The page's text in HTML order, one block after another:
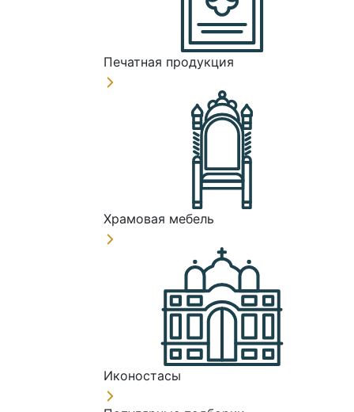
Печатная продукция
Храмовая мебель
Иконостасы